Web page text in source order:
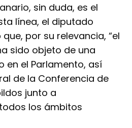
sin duda, es el
línea, el diputado
por su relevancia, “el
sido objeto de una
en el Parlamento, así
de la Conferencia de
junto a
los ámbitos